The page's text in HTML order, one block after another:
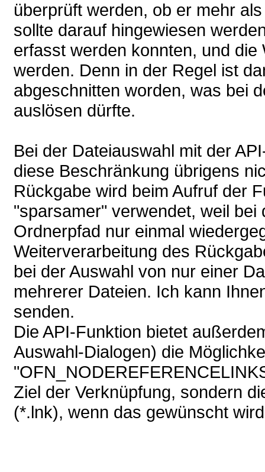
überprüft werden, ob er mehr
sollte darauf hingewiesen
erfasst werden konnten, und
werden. Denn in der Regel ist
abgeschnitten worden, was bei
auslösen dürfte.
Bei der Dateiauswahl mit der
diese Beschränkung übrigens
Rückgabe wird beim Aufruf der
"sparsamer" verwendet, weil
Ordnerpfad nur einmal
Weiterverarbeitung des
bei der Auswahl von nur einer
mehrerer Dateien. Ich kann
senden.
Die API-Funktion bietet
Auswahl-Dialogen) die
Ziel der Verknüpfung, sondern
(*.lnk), wenn das gewünscht